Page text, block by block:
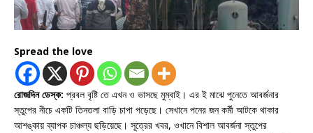
Spread the love
রোজদিন ডেস্ক: প্রবল বৃষ্টি তে এখন ও ভাসছে মুম্বাই। এর ই মাঝে পুনেতে আবর্জনার
স্তুপের নীচে একটি তিনতলা বাড়ি চাপা পড়েছে। সেখানে পনের জন কর্মী আটকে থাকার
আশঙ্কায় ব্যাপক চাঞ্চল্য ছড়িয়েছে। সূত্রের খবর, ওখানে বিশাল আবর্জনা স্তুপের